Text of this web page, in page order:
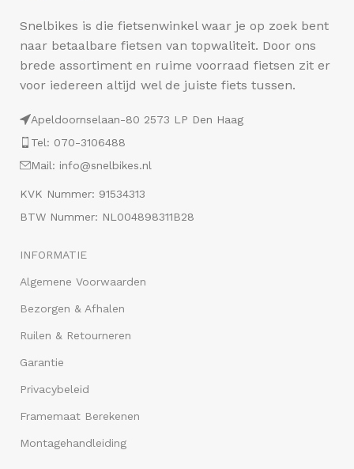
Snelbikes is die fietsenwinkel waar je op zoek bent
naar betaalbare fietsen van topwaliteit. Door ons
brede assortiment en ruime voorraad fietsen zit er
voor iedereen altijd wel de juiste fiets tussen.
Apeldoornselaan-80 2573 LP Den Haag
Tel: 070-3106488
Mail: info@snelbikes.nl
KVK Nummer: 91534313
BTW Nummer: NL004898311B28
INFORMATIE
Algemene Voorwaarden
Bezorgen & Afhalen
Ruilen & Retourneren
Garantie
Privacybeleid
Framemaat Berekenen
Montagehandleiding